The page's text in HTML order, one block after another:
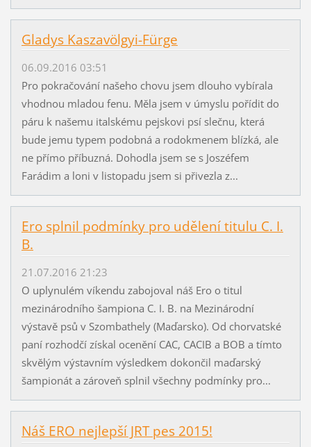
Gladys Kaszavölgyi-Fürge
06.09.2016 03:51
Pro pokračování našeho chovu jsem dlouho vybírala
vhodnou mladou fenu. Měla jsem v úmyslu pořídit do
páru k našemu italskému pejskovi psí slečnu, která
bude jemu typem podobná a rodokmenem blízká, ale
ne přímo příbuzná. Dohodla jsem se s Joszéfem
Farádim a loni v listopadu jsem si přivezla z...
Ero splnil podmínky pro udělení titulu C. I.
B.
21.07.2016 21:23
O uplynulém víkendu zabojoval náš Ero o titul
mezinárodního šampiona C. I. B. na Mezinárodní
výstavě psů v Szombathely (Maďarsko). Od chorvatské
paní rozhodčí získal ocenění CAC, CACIB a BOB a tímto
skvělým výstavním výsledkem dokončil maďarský
šampionát a zároveň splnil všechny podmínky pro...
Náš ERO nejlepší JRT pes 2015!